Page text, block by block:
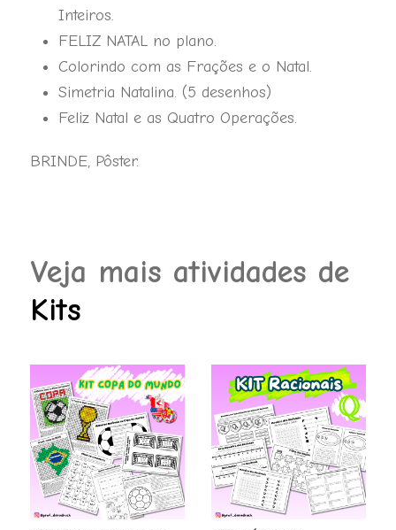
Inteiros.
FELIZ NATAL no plano.
Colorindo com as Frações e o Natal.
Simetria Natalina. (5 desenhos)
Feliz Natal e as Quatro Operações.
BRINDE, Pôster.
Veja mais atividades de
Kits